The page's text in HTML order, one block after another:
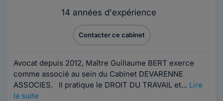
14 années d'expérience
Contacter ce cabinet
Avocat depuis 2012, Maître Guillaume BERT exerce
comme associé au sein du Cabinet DEVARENNE
ASSOCIES. Il pratique le DROIT DU TRAVAIL et... Lire
la suite